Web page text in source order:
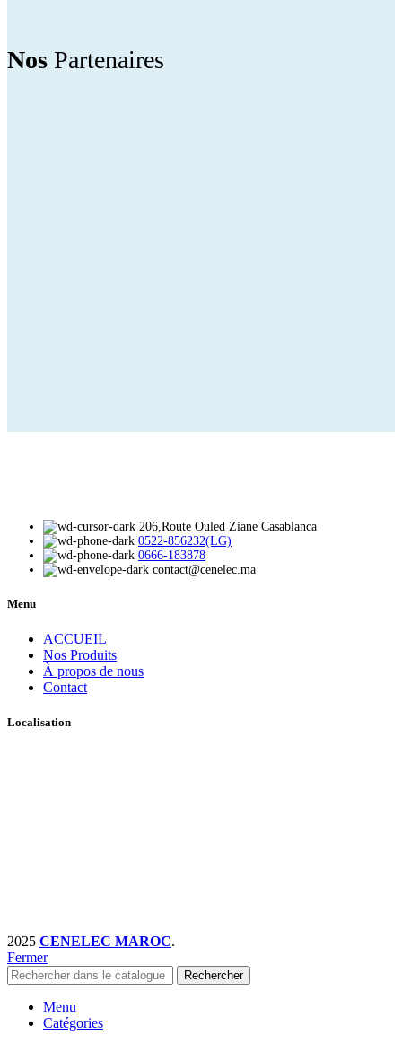
Nos Partenaires
206,Route Ouled Ziane Casablanca
0522-856232(LG)
0666-183878
contact@cenelec.ma
Menu
ACCUEIL
Nos Produits
À propos de nous
Contact
Localisation
2025 CENELEC MAROC.
Fermer
Rechercher
Menu
Catégories